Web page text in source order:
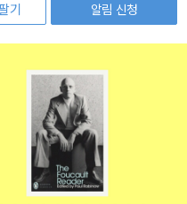
기
알림 신청